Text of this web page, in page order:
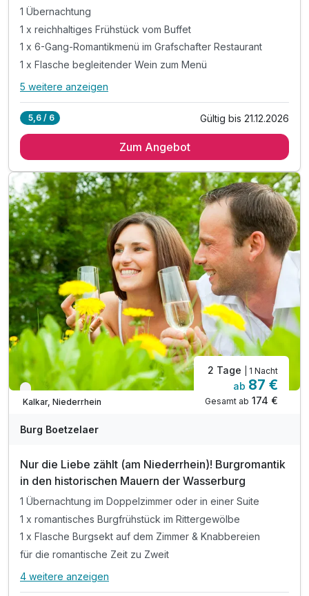
1 Übernachtung
1 x reichhaltiges Frühstück vom Buffet
1 x 6-Gang-Romantikmenü im Grafschafter Restaurant
1 x Flasche begleitender Wein zum Menü
Alle Inklusivleistungen
1 x reichhaltiges Frühstück vom Buffet
1 x Flasche begleitender Wein zum Menü
1 x leckerer Aperitif als Begrüßungsdrink
1 x Flasche Riesling Sekt auf dem Zimmer
Eintritt im Wellings Spa mit 3 Saunen
inkl. Parkplatz
inkl. WLAN
5 weitere anzeigen
5,6 / 6 Gültig bis 21.12.2026
Zum Angebot
Verfügbar bis Dezember
Kalkar, Niederrhein
2 Tage | 1 Nacht
ab 87 €
Gesamt ab 174 €
Burg Boetzelaer
Nur die Liebe zählt (am Niederrhein)! Burgromantik
in den historischen Mauern der Wasserburg
1 Übernachtung im Doppelzimmer oder in einer Suite
1 x romantisches Burgfrühstück im Rittergewölbe
1 x Flasche Burgsekt auf dem Zimmer & Knabbereien
für die romantische Zeit zu Zweit
Alle Inklusivleistungen
4 weitere anzeigen